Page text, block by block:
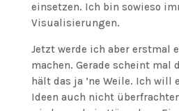
einsetzen. Ich bin sowieso
Visualisierungen.
Jetzt werde ich aber erstmal
machen. Gerade scheint mal
hält das ja ’ne Weile. Ich will
Ideen auch nicht